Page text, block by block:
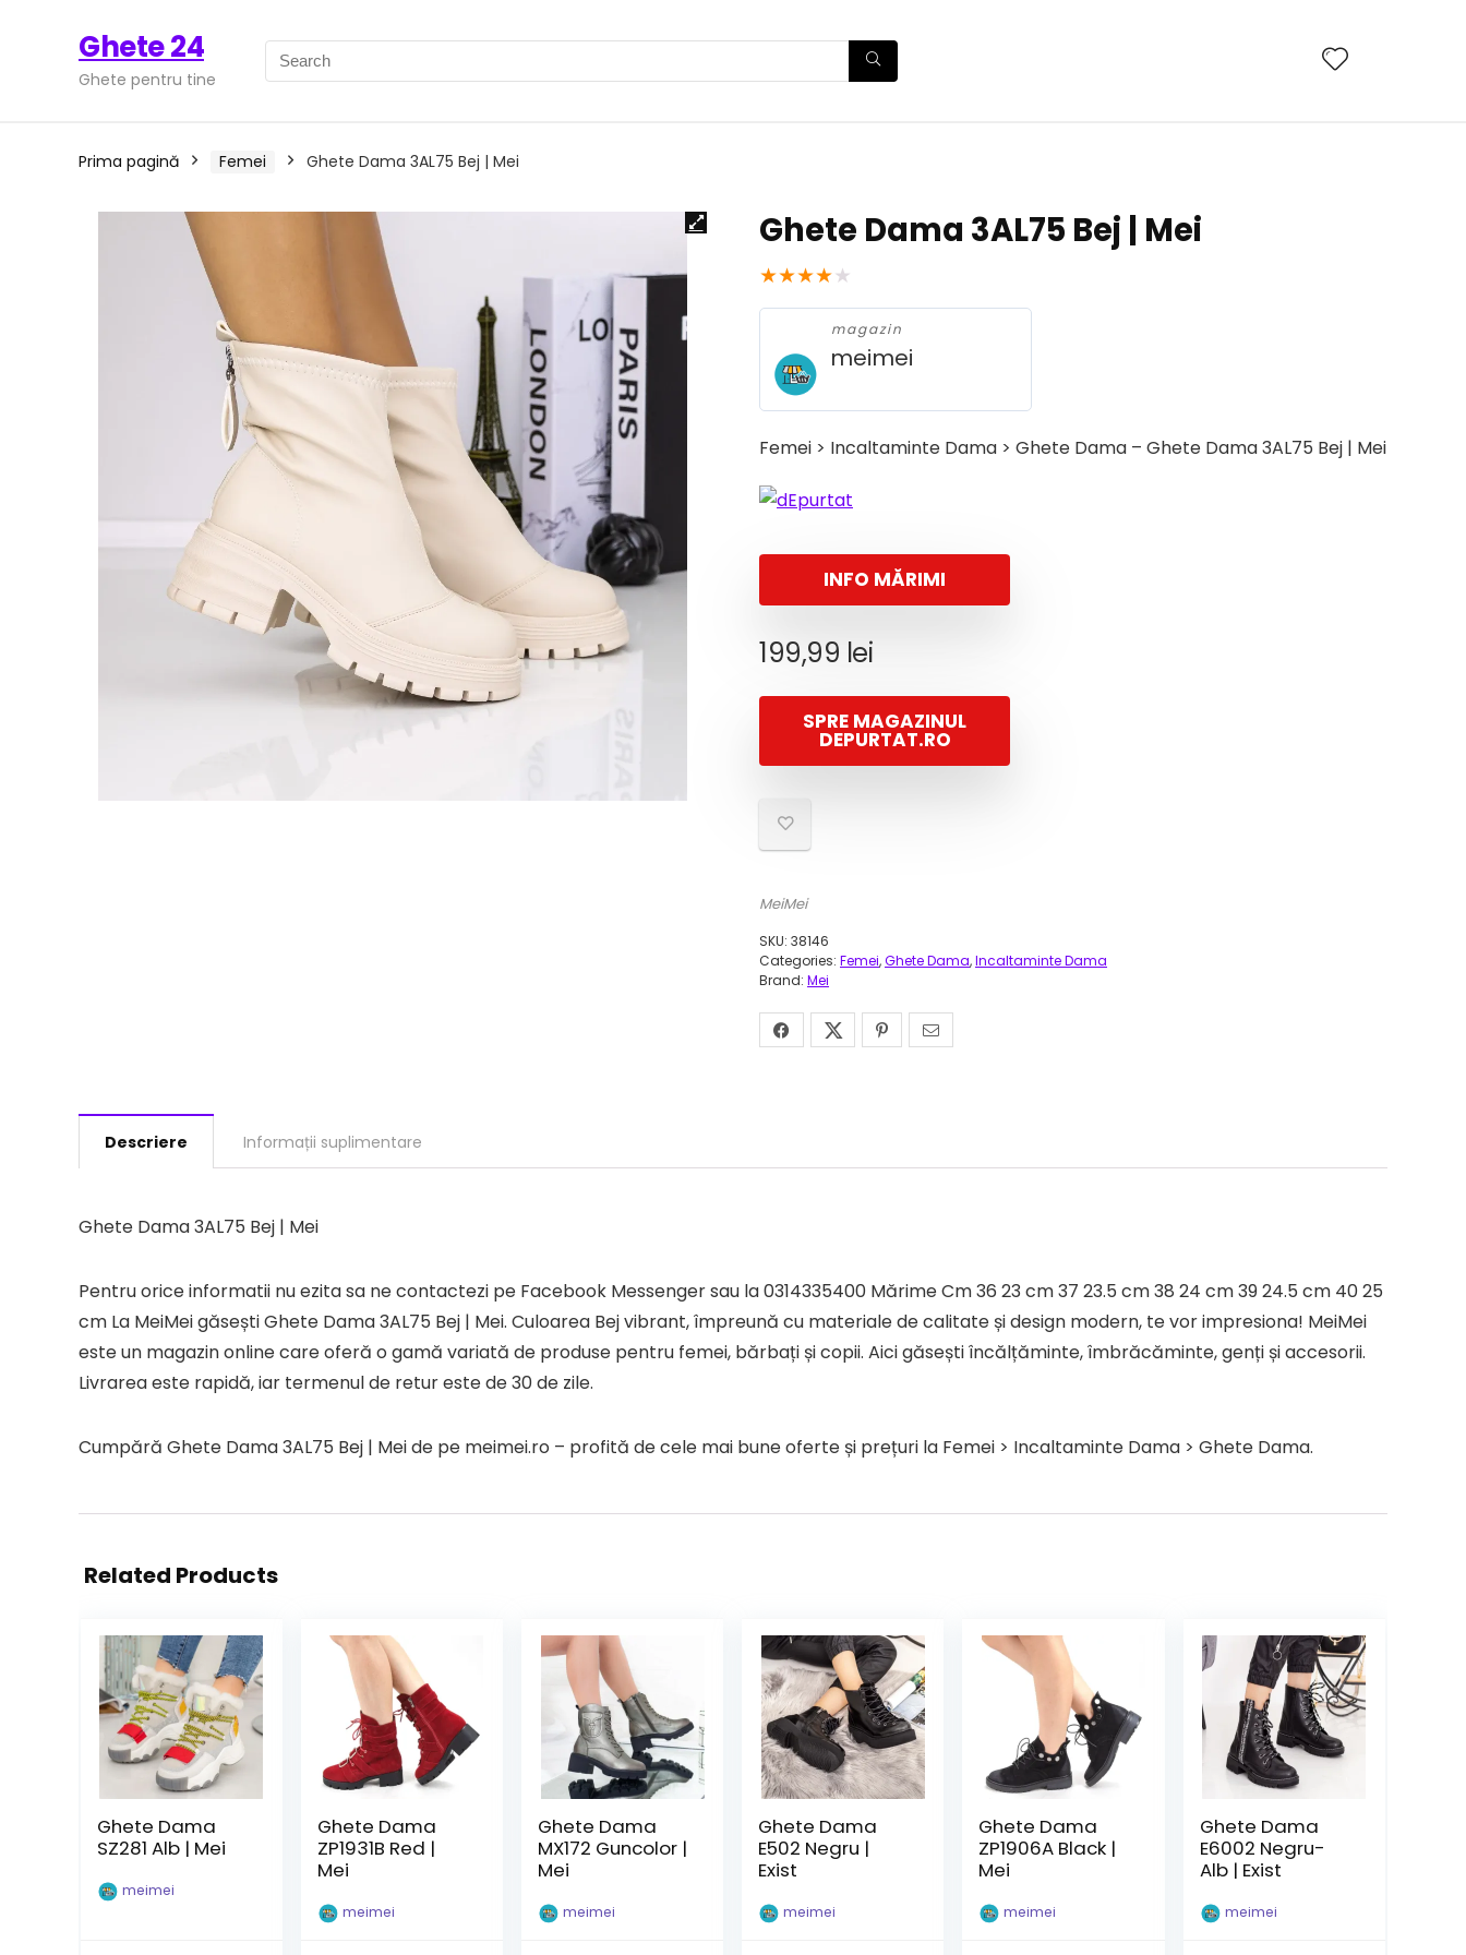
Ghete 24
Ghete pentru tine
Prima pagină Femei Ghete Dama 3AL75 Bej | Mei
Ghete Dama 3AL75 Bej | Mei
★★★★★
magazin
meimei
Femei > Incaltaminte Dama > Ghete Dama – Ghete Dama 3AL75 Bej | Mei
INFO MĂRIMI
199,99 lei
SPRE MAGAZINUL
DEPURTAT.RO
MeiMei
SKU: 38146
Categories: Femei,Ghete Dama,Incaltaminte Dama
Brand: Mei
Descriere Informații suplimentare
Ghete Dama 3AL75 Bej | Mei
Pentru orice informatii nu ezita sa ne contactezi pe Facebook Messenger sau la 0314335400 Mărime Cm 36 23 cm 37 23.5 cm 38 24 cm 39 24.5 cm 40 25
cm La MeiMei găsești Ghete Dama 3AL75 Bej | Mei. Culoarea Bej vibrant, împreună cu materiale de calitate și design modern, te vor impresiona! MeiMei
este un magazin online care oferă o gamă variată de produse pentru femei, bărbați și copii. Aici găsești încălțăminte, îmbrăcăminte, genți și accesorii.
Livrarea este rapidă, iar termenul de retur este de 30 de zile.
Cumpără Ghete Dama 3AL75 Bej | Mei de pe meimei.ro – profită de cele mai bune oferte și prețuri la Femei > Incaltaminte Dama > Ghete Dama.
Related Products
Ghete Dama
SZ281 Alb | Mei
meimei
Ghete Dama
ZP1931B Red |
Mei
meimei
Ghete Dama
MX172 Guncolor |
Mei
meimei
Ghete Dama
E502 Negru |
Exist
meimei
Ghete Dama
ZP1906A Black |
Mei
meimei
Ghete Dama
E6002 Negru-
Alb | Exist
meimei